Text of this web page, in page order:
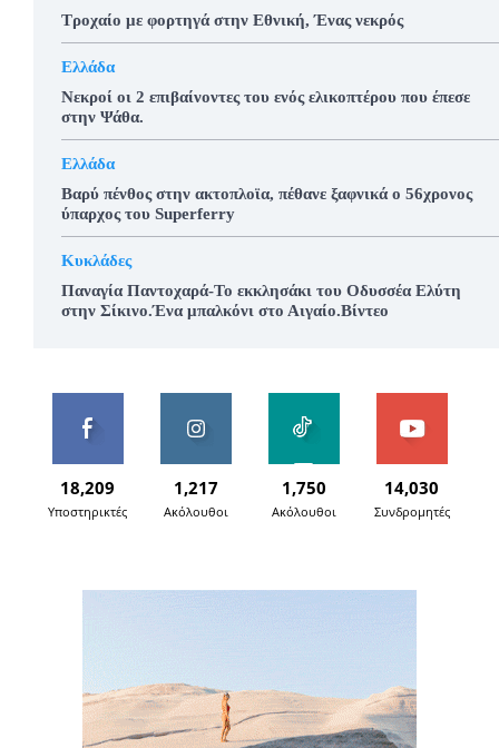
Τροχαίο με φορτηγά στην Εθνική, Ένας νεκρός
Ελλάδα
Νεκροί οι 2 επιβαίνοντες του ενός ελικοπτέρου που έπεσε
στην Ψάθα.
Ελλάδα
Βαρύ πένθος στην ακτοπλοϊα, πέθανε ξαφνικά ο 56χρονος
ύπαρχος του Superferry
Κυκλάδες
Παναγία Παντοχαρά-Το εκκλησάκι του Οδυσσέα Ελύτη
στην Σίκινο.Ένα μπαλκόνι στο Αιγαίο.Βίντεο
18,209
Υποστηρικτές
1,217
Ακόλουθοι
1,750
Ακόλουθοι
14,030
Συνδρομητές